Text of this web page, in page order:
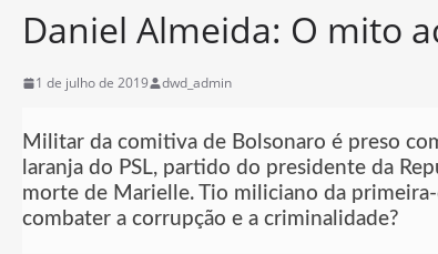
Daniel Almeida: O mito
1 de julho de 2019 dwd_admin
Militar da comitiva de Bolsonaro é preso
laranja do PSL, partido do presidente da
morte de Marielle. Tio miliciano da
combater a corrupção e a criminalidade?